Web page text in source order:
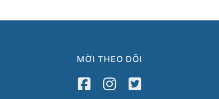
MỜI THEO DÕI